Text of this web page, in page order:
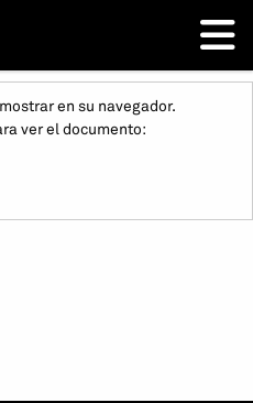
en su navegador.
ver el documento: